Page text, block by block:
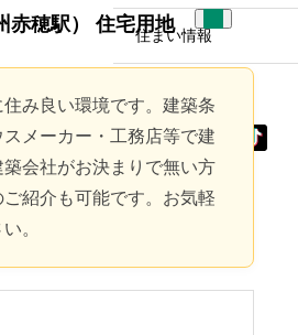
住まい情報
赤穂駅） 住宅用地
み良い環境です。建築条
メーカー・工務店等で建
会社がお決まりで無い方
紹介も可能です。お気軽
。